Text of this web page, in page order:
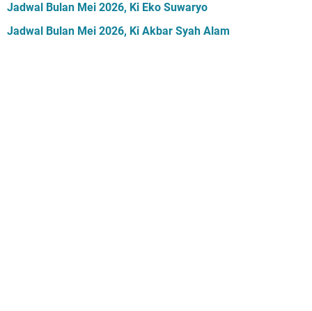
Jadwal Bulan Mei 2026, Ki Eko Suwaryo
Jadwal Bulan Mei 2026, Ki Akbar Syah Alam